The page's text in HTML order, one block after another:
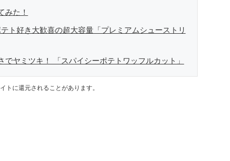
みた！
ト好き大歓喜の超大容量「プレミアムシューストリ
ヤミツキ！ 「スパイシーポテトワッフルカット」
に還元されることがあります。